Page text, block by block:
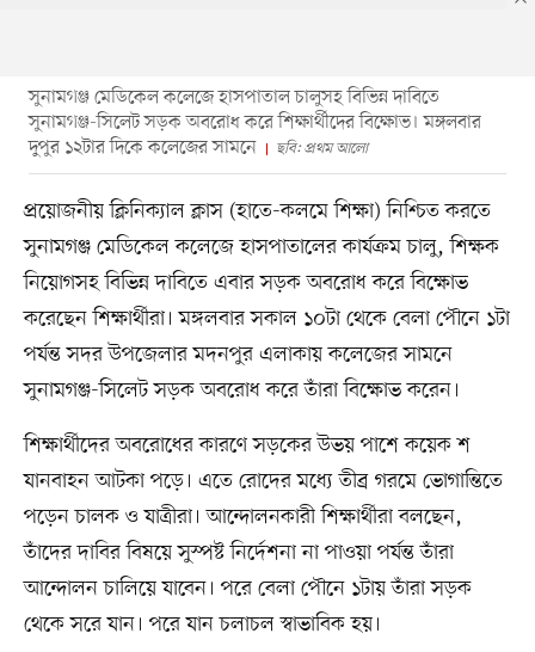
সুনামগঞ্জ মেডিকেল কলেজে হাসপাতাল চালুসহ বিভিন্ন দাবিতে
সুনামগঞ্জ-সিলেট সড়ক অবরোধ করে শিক্ষার্থীদের বিক্ষোভ। মঙ্গলবার
দুপুর ১২টার দিকে কলেজের সামনে
ছবি: প্রথম আলো
প্রয়োজনীয় ক্লিনিক্যাল ক্লাস (হাতে-কলমে শিক্ষা) নিশ্চিত করতে
সুনামগঞ্জ মেডিকেল কলেজে হাসপাতালের কার্যক্রম চালু, শিক্ষক
নিয়োগসহ বিভিন্ন দাবিতে এবার সড়ক অবরোধ করে বিক্ষোভ
করেছেন শিক্ষার্থীরা। মঙ্গলবার সকাল ১০টা থেকে বেলা পৌনে ১টা
পর্যন্ত সদর উপজেলার মদনপুর এলাকায় কলেজের সামনে
সুনামগঞ্জ-সিলেট সড়ক অবরোধ করে তাঁরা বিক্ষোভ করেন।
শিক্ষার্থীদের অবরোধের কারণে সড়কের উভয় পাশে কয়েক শ
যানবাহন আটকা পড়ে। এতে রোদের মধ্যে তীব্র গরমে ভোগান্তিতে
পড়েন চালক ও যাত্রীরা। আন্দোলনকারী শিক্ষার্থীরা বলছেন,
তাঁদের দাবির বিষয়ে সুস্পষ্ট নির্দেশনা না পাওয়া পর্যন্ত তাঁরা
আন্দোলন চালিয়ে যাবেন। পরে বেলা পৌনে ১টায় তাঁরা সড়ক
থেকে সরে যান। পরে যান চলাচল স্বাভাবিক হয়।